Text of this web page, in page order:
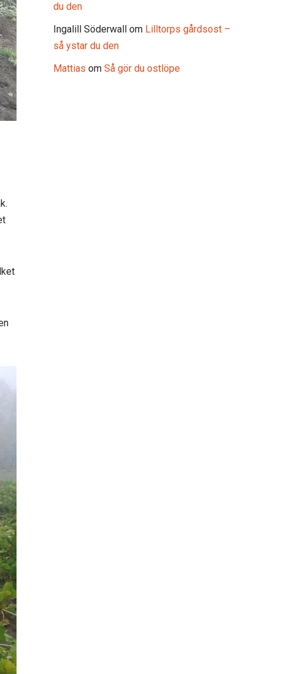
du den
Ingalill Söderwall om Lilltorps gårdsost –
så ystar du den
Mattias om Så gör du ostlöpe